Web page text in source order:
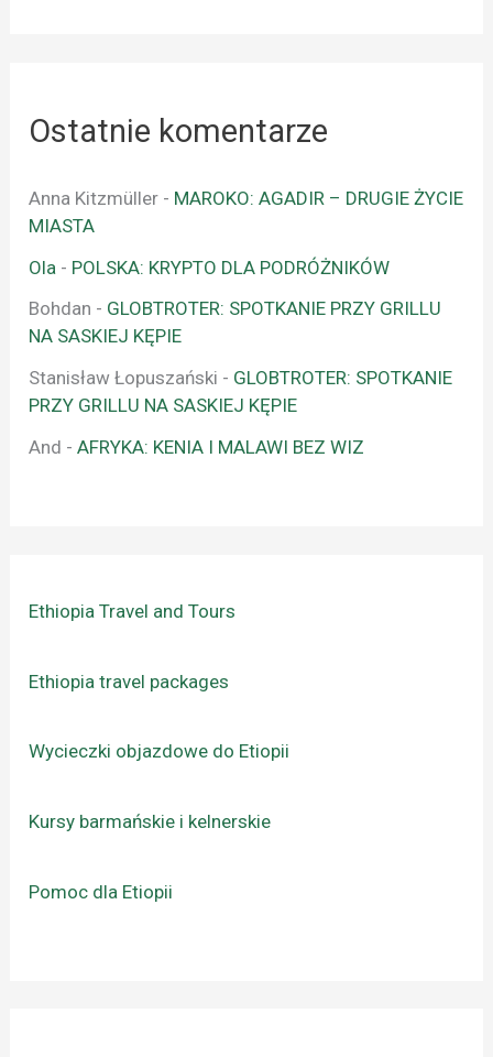
Ostatnie komentarze
Anna Kitzmüller - MAROKO: AGADIR – DRUGIE ŻYCIE
MIASTA
Ola - POLSKA: KRYPTO DLA PODRÓŻNIKÓW
Bohdan - GLOBTROTER: SPOTKANIE PRZY GRILLU
NA SASKIEJ KĘPIE
Stanisław Łopuszański - GLOBTROTER: SPOTKANIE
PRZY GRILLU NA SASKIEJ KĘPIE
And -AFRYKA: KENIA I MALAWI BEZ WIZ
Ethiopia Travel and Tours
Ethiopia travel packages
Wycieczki objazdowe do Etiopii
Kursy barmańskie i kelnerskie
Pomoc dla Etiopii